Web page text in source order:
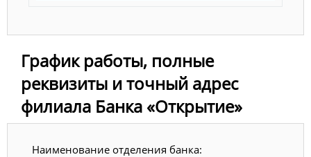
График работы, полные
реквизиты и точный адрес
филиала Банка «Открытие»
Наименование отделения банка: